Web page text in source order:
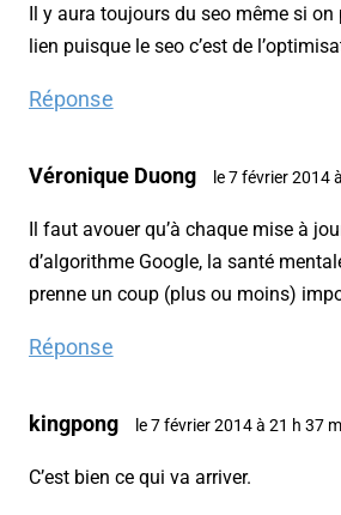
Il y aura toujours du seo même si on
lien puisque le seo c’est de
Réponse
Véronique Duong le 7 février 2014
Il faut avouer qu’à chaque mise à
d’algorithme Google, la santé
prenne un coup (plus ou moins)
Réponse
kingpong le 7 février 2014 à 21 h 37
C’est bien ce qui va arriver.